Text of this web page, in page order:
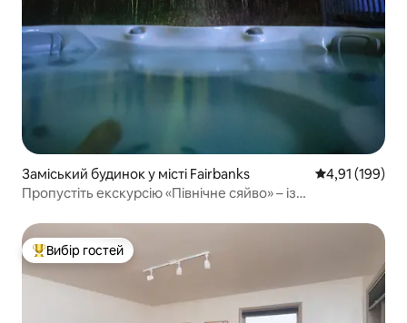
Заміський будинок у місті Fairbanks Середня
4,91 (199)
Пропустіть екскурсію «Північне сяйво» – із
Топ вибір гостей
Вибір гостей